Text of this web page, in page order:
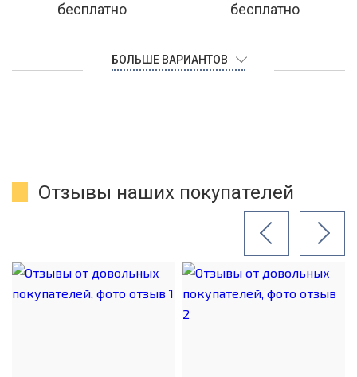
бесплатно бесплатно
БОЛЬШЕ ВАРИАНТОВ
Отзывы наших покупателей